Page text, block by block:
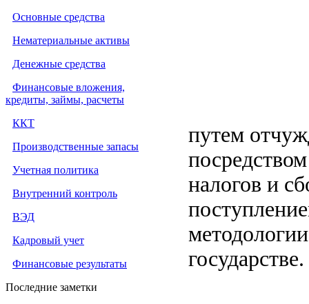
Основные средства
Нематериальные активы
Денежные средства
Финансовые вложения,
кредиты, займы, расчеты
ККТ
Производственные запасы
Учетная политика
Внутренний контроль
ВЭД
Кадровый учет
Финансовые результаты
Последние заметки
путем
налогов и
государстве.